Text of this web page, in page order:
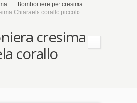
Bomboniere per cresima
Chiaraela corallo piccolo
cresima
corallo